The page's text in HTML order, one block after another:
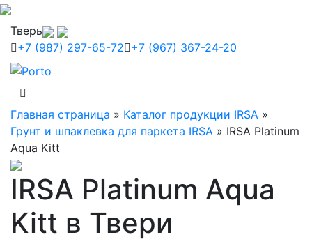
Тверь
+7 (987) 297-65-72 +7 (967) 367-24-20
Главная страница » Каталог продукции IRSA »
Грунт и шпаклевка для паркета IRSA » IRSA Platinum
Aqua Kitt
IRSA Platinum Aqua
Kitt в Твери